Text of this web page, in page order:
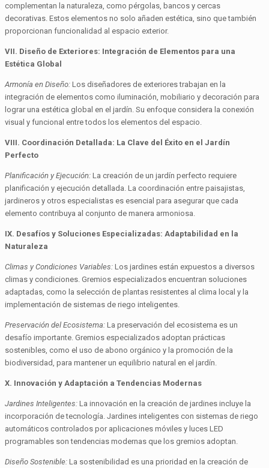
complementan la naturaleza, como pérgolas, bancos y cercas
decorativas. Estos elementos no solo añaden estética, sino que también
proporcionan funcionalidad al espacio exterior.
VII. Diseño de Exteriores: Integración de Elementos para una
Estética Global
Armonía en Diseño: Los diseñadores de exteriores trabajan en la
integración de elementos como iluminación, mobiliario y decoración para
lograr una estética global en el jardín. Su enfoque considera la conexión
visual y funcional entre todos los elementos del espacio.
VIII. Coordinación Detallada: La Clave del Éxito en el Jardín
Perfecto
Planificación y Ejecución: La creación de un jardín perfecto requiere
planificación y ejecución detallada. La coordinación entre paisajistas,
jardineros y otros especialistas es esencial para asegurar que cada
elemento contribuya al conjunto de manera armoniosa.
IX. Desafíos y Soluciones Especializadas: Adaptabilidad en la
Naturaleza
Climas y Condiciones Variables: Los jardines están expuestos a diversos
climas y condiciones. Gremios especializados encuentran soluciones
adaptadas, como la selección de plantas resistentes al clima local y la
implementación de sistemas de riego inteligentes.
Preservación del Ecosistema: La preservación del ecosistema es un
desafío importante. Gremios especializados adoptan prácticas
sostenibles, como el uso de abono orgánico y la promoción de la
biodiversidad, para mantener un equilibrio natural en el jardín.
X. Innovación y Adaptación a Tendencias Modernas
Jardines Inteligentes: La innovación en la creación de jardines incluye la
incorporación de tecnología. Jardines inteligentes con sistemas de riego
automáticos controlados por aplicaciones móviles y luces LED
programables son tendencias modernas que los gremios adoptan.
Diseño Sostenible: La sostenibilidad es una prioridad en la creación de